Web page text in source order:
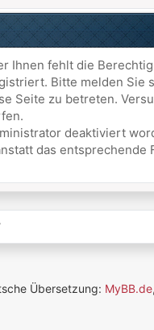
Ihnen fehlt die
Bitte melden Sie
Seite zu betreten.
deaktiviert
das
Übersetzung: MyBB.de